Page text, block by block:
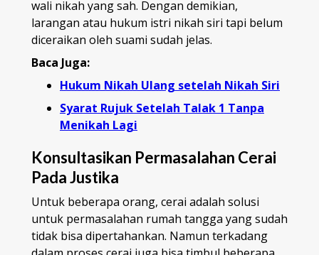
wali nikah yang sah. Dengan demikian,
larangan atau hukum istri nikah siri tapi belum
diceraikan oleh suami sudah jelas.
Baca Juga:
Hukum Nikah Ulang setelah Nikah Siri
Syarat Rujuk Setelah Talak 1 Tanpa
Menikah Lagi
Konsultasikan Permasalahan Cerai
Pada Justika
Untuk beberapa orang, cerai adalah solusi
untuk permasalahan rumah tangga yang sudah
tidak bisa dipertahankan. Namun terkadang